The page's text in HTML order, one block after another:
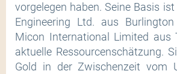
vorgelegen haben. Seine Basis ist
Engineering Ltd. aus
Micon International Limited aus
aktuelle Ressourcenschätzung.
Gold in der Zwischenzeit vom